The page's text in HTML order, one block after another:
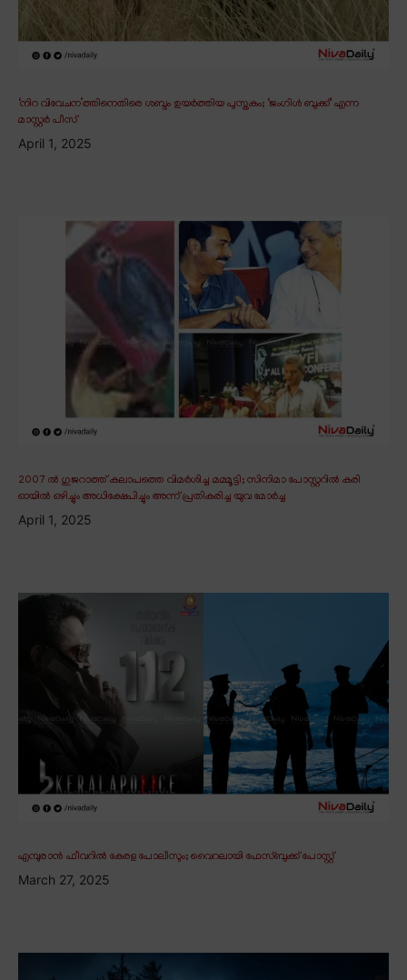
‘നിറ വിവേചന’ത്തിനെതിരെ ശബ്ദം ഉയർത്തിയ പുസ്തകം; ‘ജംഗിൾ ബുക്ക്’ എന്ന
മാസ്റ്റർ പീസ്
April 1, 2025
2007 ൽ ഗുജറാത്ത് കലാപത്തെ വിമർശിച്ച മമ്മൂട്ടി; സിനിമാ പോസ്റ്ററിൽ കരി
ഓയിൽ ഒഴിച്ചും അധിക്ഷേപിച്ചും അന്ന് പ്രതികരിച്ച യുവ മോർച്ച
April 1, 2025
എമ്പുരാൻ ഫീവറിൽ കേരള പോലീസും; വൈറലായി ഫേസ്ബുക്ക് പോസ്റ്റ്
March 27, 2025